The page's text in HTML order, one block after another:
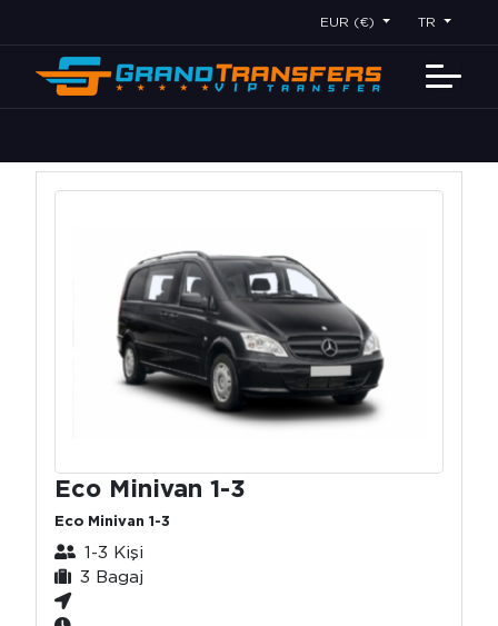
EUR (€) TR
Eco Minivan 1-3
Eco Minivan 1-3
1-3 Kişi
3 Bagaj